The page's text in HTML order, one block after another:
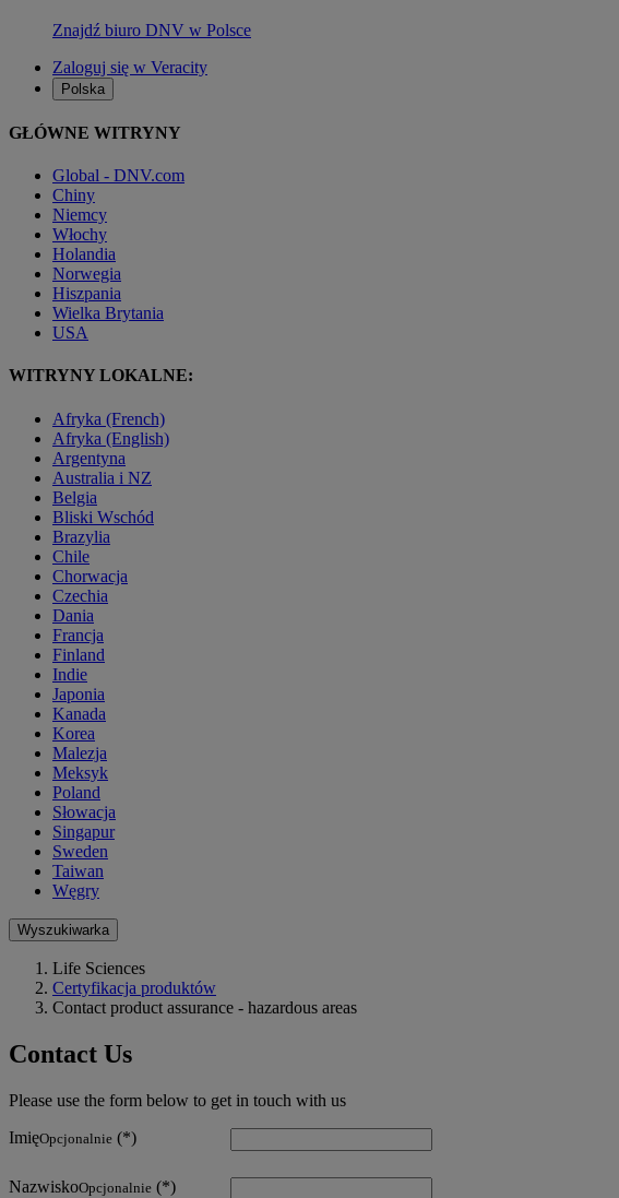
Znajdź biuro DNV w Polsce
Zaloguj się w Veracity
Polska
GŁÓWNE WITRYNY
Global - DNV.com
Chiny
Niemcy
Włochy
Holandia
Norwegia
Hiszpania
Wielka Brytania
USA
WITRYNY LOKALNE:
Afryka (French)
Afryka (English)
Argentyna
Australia i NZ
Belgia
Bliski Wschód
Brazylia
Chile
Chorwacja
Czechia
Dania
Francja
Finland
Indie
Japonia
Kanada
Korea
Malezja
Meksyk
Poland
Słowacja
Singapur
Sweden
Taiwan
Węgry
Wyszukiwarka
Life Sciences
Certyfikacja produktów
Contact product assurance - hazardous areas
Contact Us
Please use the form below to get in touch with us
ImięOpcjonalnie
NazwiskoOpcjonalnie